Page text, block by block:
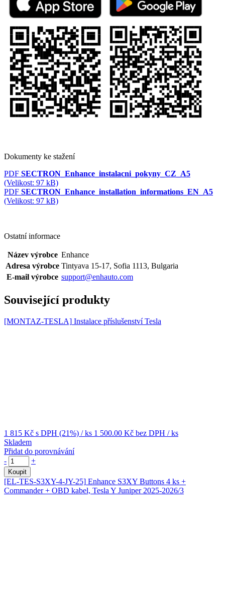
Dokumenty ke stažení
PDF SECTRON_Enhance_instalacni_pokyny_CZ_A5
(Velikost: 97 kB)
PDF SECTRON_Enhance_installation_informations_EN_A5
(Velikost: 97 kB)
Ostatní informace
Název výrobce Enhance
Adresa výrobce Tintyava 15-17, Sofia 1113, Bulgaria
E-mail výrobce support@enhauto.com
Související produkty
[MONTAZ-TESLA] Instalace příslušenství Tesla
1 815 Kč s DPH (21%) / ks 1 500.00 Kč bez DPH / ks
Skladem
Přidat do porovnávání
-
+
Koupit
[EL-TES-S3XY-4-JY-25] Enhance S3XY Buttons 4 ks +
Commander + OBD kabel, Tesla Y Juniper 2025-2026/3